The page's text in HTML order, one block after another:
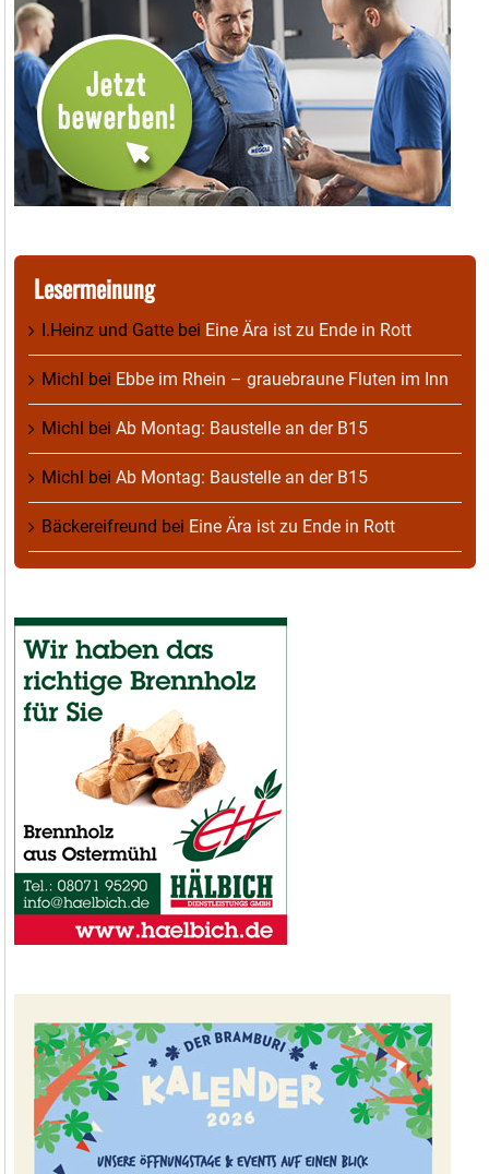
Lesermeinung
I.Heinz und Gatte bei Eine Ära ist zu Ende in Rott
Michl bei Ebbe im Rhein – grauebraune Fluten im Inn
Michl bei Ab Montag: Baustelle an der B15
Michl bei Ab Montag: Baustelle an der B15
Bäckereifreund bei Eine Ära ist zu Ende in Rott